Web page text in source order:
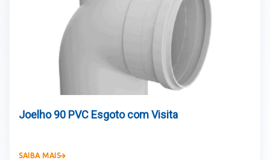
Joelho 90 PVC Esgoto com Visita
SAIBA MAIS